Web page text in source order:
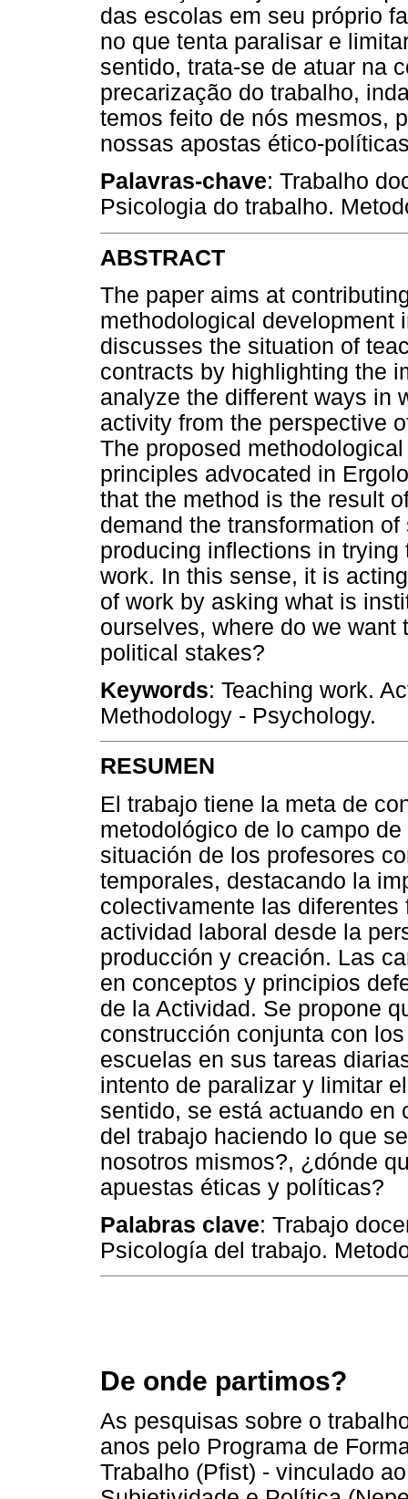
das escolas em seu próprio
no que tenta paralisar e
sentido, trata-se de atuar na
precarização do trabalho,
temos feito de nós mesmos,
nossas apostas ético-
Palavras-chave: Trabalho
Psicologia do trabalho.
ABSTRACT
The paper aims at
methodological development
discusses the situation of
contracts by highlighting the
analyze the different ways in
activity from the perspective
The proposed
principles advocated in
that the method is the result
demand the transformation
producing inflections in
work. In this sense, it is
of work by asking what is
ourselves, where do we
political stakes?
Keywords: Teaching work.
Methodology - Psychology.
RESUMEN
El trabajo tiene la meta de
metodológico de lo campo
situación de los profesores
temporales, destacando la
colectivamente las
actividad laboral desde la
producción y creación. Las
en conceptos y principios
de la Actividad. Se propone
construcción conjunta con
escuelas en sus tareas
intento de paralizar y limitar
sentido, se está actuando en
del trabajo haciendo lo que
nosotros mismos?, ¿dónde
apuestas éticas y políticas?
Palabras clave: Trabajo
Psicología del trabajo.
De onde partimos?
As pesquisas sobre o
anos pelo Programa de
Trabalho (Pfist) - vinculado